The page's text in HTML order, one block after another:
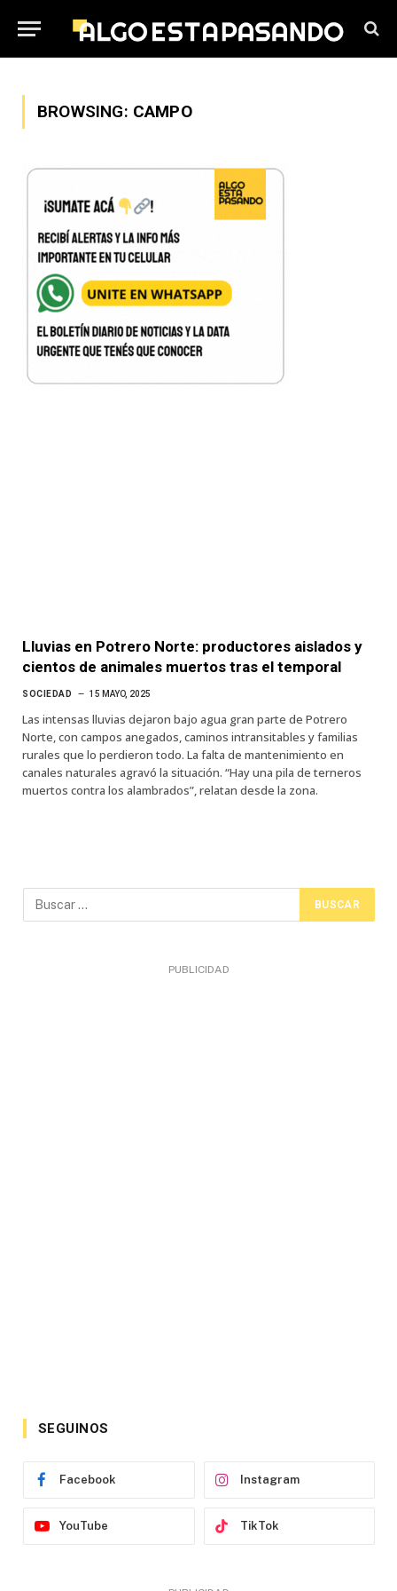
BROWSING: CAMPO
Lluvias en Potrero Norte: productores aislados y
cientos de animales muertos tras el temporal
SOCIEDAD 15 MAYO, 2025
Las intensas lluvias dejaron bajo agua gran parte de Potrero
Norte, con campos anegados, caminos intransitables y familias
rurales que lo perdieron todo. La falta de mantenimiento en
canales naturales agravó la situación. “Hay una pila de terneros
muertos contra los alambrados”, relatan desde la zona.
PUBLICIDAD
SEGUINOS
Facebook Instagram
YouTube TikTok